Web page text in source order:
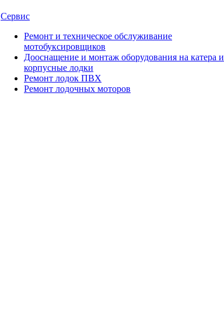
Сервис
Ремонт и техническое обслуживание
мотобуксировщиков
Дооснащение и монтаж оборудования на катера и
корпусные лодки
Ремонт лодок ПВХ
Ремонт лодочных моторов